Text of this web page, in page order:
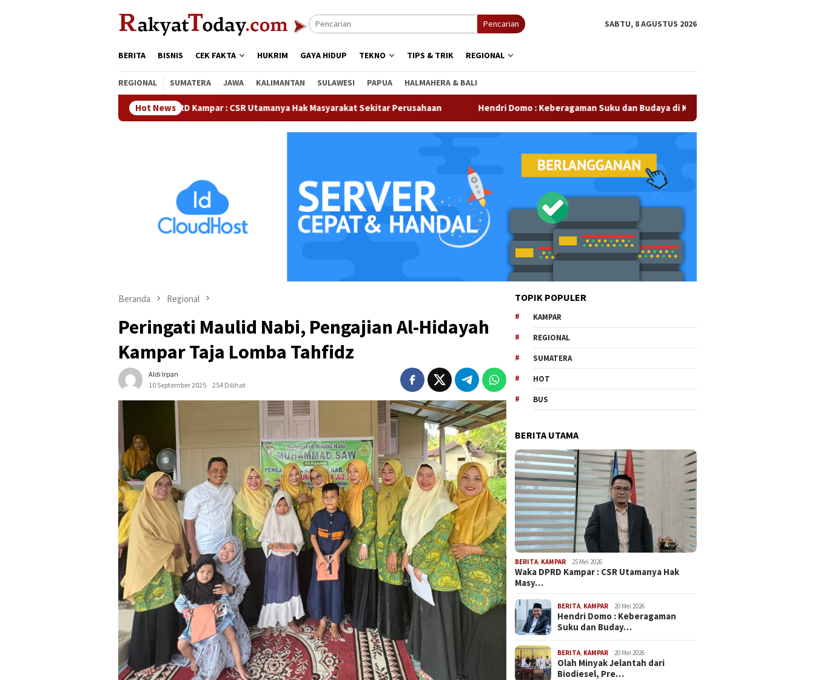
Pencarian SABTU, 8 AGUSTUS 2026
BERITA BISNIS CEK FAKTA HUKRIM GAYA HIDUP TEKNO TIPS & TRIK REGIONAL
REGIONAL SUMATERA JAWA KALIMANTAN SULAWESI PAPUA HALMAHERA & BALI
Hot News
Waka DPRD Kampar : CSR Utamanya Hak Masyarakat Sekitar Perusahaan Hendri Domo : Keberagaman Suku dan Budaya di Kampar Jadi Kekuatan Persaudaraan
Beranda Regional
Peringati Maulid Nabi, Pengajian Al-Hidayah
Kampar Taja Lomba Tahfidz
Aldi Irpan
10 September 2025
254 Dilihat
TOPIK POPULER
KAMPAR
REGIONAL
SUMATERA
HOT
BUS
BERITA UTAMA
BERITA KAMPAR 25 Mei 2026
Waka DPRD Kampar : CSR Utamanya Hak
Masy…
BERITA KAMPAR 20 Mei 2026
Hendri Domo : Keberagaman
Suku dan Buday…
BERITA KAMPAR 20 Mei 2026
Olah Minyak Jelantah dari
Biodiesel, Pre…